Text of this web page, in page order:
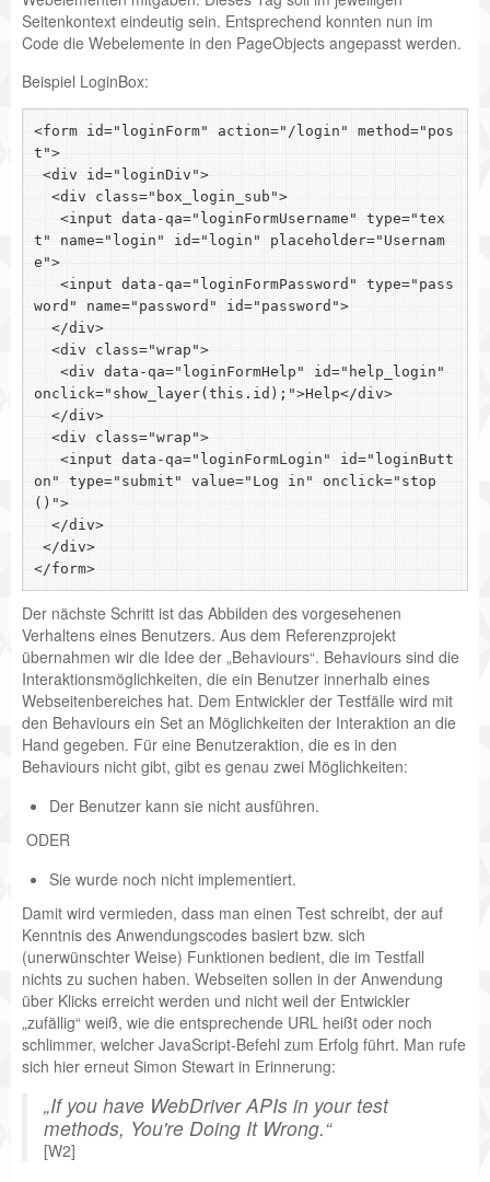
Seitenkontext eindeutig sein. Entsprechend konnten nun im
Code die Webelemente in den PageObjects angepasst werden.
Beispiel LoginBox:
<form id="loginForm" action="/login" method="pos
t">
t" name="login" id="login" placeholder="Usernam
e">
word" name="password" id="password">
onclick="show_layer(this.id);">Help</div>
on" type="submit" value="Log in" onclick="stop
()">
</form>
Der nächste Schritt ist das Abbilden des vorgesehenen
Verhaltens eines Benutzers. Aus dem Referenzprojekt
übernahmen wir die Idee der „Behaviours“. Behaviours sind die
Interaktionsmöglichkeiten, die ein Benutzer innerhalb eines
Webseitenbereiches hat. Dem Entwickler der Testfälle wird mit
den Behaviours ein Set an Möglichkeiten der Interaktion an die
Hand gegeben. Für eine Benutzeraktion, die es in den
Behaviours nicht gibt, gibt es genau zwei Möglichkeiten:
Der Benutzer kann sie nicht ausführen.
ODER
Sie wurde noch nicht implementiert.
Damit wird vermieden, dass man einen Test schreibt, der auf
Kenntnis des Anwendungscodes basiert bzw. sich
(unerwünschter Weise) Funktionen bedient, die im Testfall
nichts zu suchen haben. Webseiten sollen in der Anwendung
über Klicks erreicht werden und nicht weil der Entwickler
„zufällig“ weiß, wie die entsprechende URL heißt oder noch
schlimmer, welcher JavaScript-Befehl zum Erfolg führt. Man rufe
sich hier erneut Simon Stewart in Erinnerung:
If you have WebDriver APIs in your test
methods, You're Doing It Wrong.
[W2]